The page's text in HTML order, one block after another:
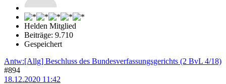
Helden Mitglied
Beiträge: 9.710
Gespeichert
Antw:[Allg] Beschluss des Bundesverfassungsgerichts (2 BvL 4/18)
#894
18.12.2020 11:42